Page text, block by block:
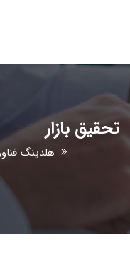
تحقیق بازار
هلدینگ